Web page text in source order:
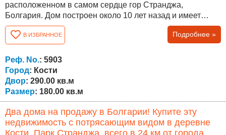
расположенном в самом сердце гор Странджа,
Болгария. Дом построен около 10 лет назад и имеет
железобетонные перекрытия между этажами и внешнюю
теплоизоляцию — отличный выбор для тех, кто ищет
качественную недвижимость в Болгарии. Общая
площадь дома составляет около 180 кв.м, планировка
В ИЗБРАННОЕ Подробнее »
Реф. No.: 5903
Город: Кости
Двор: 290.00 кв.м
Размер: 180.00 кв.м
Два дома на продажу в Болгарии! Купите эту
недвижимость с потрясающим видом в деревне
Кости, Парк Странджа, всего в 24 км от города